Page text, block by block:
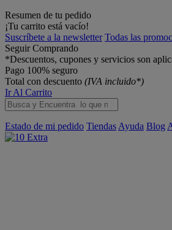
Resumen de tu pedido
¡Tu carrito está vacío!
Suscríbete a la newsletter Todas las
Seguir Comprando
*Descuentos, cupones y servicios son
Pago 100% seguro
Total con descuento (IVA incluido*)
Ir Al Carrito
Estado de mi pedido Tiendas Ayuda Blog